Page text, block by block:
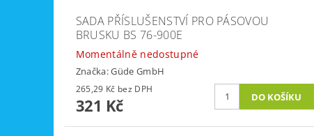
SADA PŘÍSLUŠENSTVÍ PRO PÁSOVOU
BRUSKU BS 76-900E
Momentálně nedostupné
Značka:Güde GmbH
265,29 Kč bez DPH
321 Kč